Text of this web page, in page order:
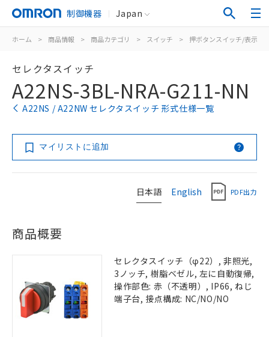
制御機器 Japan
ホーム > 商品情報 > 商品カテゴリ > スイッチ > 押ボタンスイッチ/表示灯
セレクタスイッチ
A22NS-3BL-NRA-G211-NN
A22NS / A22NW セレクタスイッチ 形式仕様一覧
マイリストに追加
日本語 English PDF出力
商品概要
セレクタスイッチ（φ22）, 非照光,
3ノッチ, 樹脂ベゼル, 左に自動復帰,
操作部色: 赤（不透明）, IP66, ねじ
端子台, 接点構成: NC/NO/NO